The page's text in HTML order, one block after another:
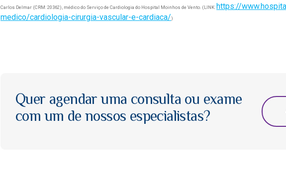
Carlos Delmar (CRM: 20362), médico do Serviço de Cardiologia do Hospital Moinhos de Vento. (LINK:https://
medico/cardiologia-cirurgia-vascular-e-cardiaca/)
Quer agendar uma consulta ou exame
com um de nossos especialistas?